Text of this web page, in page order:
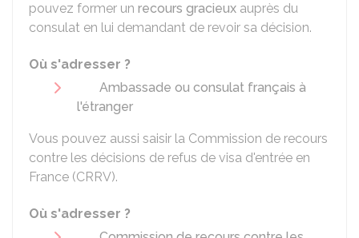
pouvez former un recours gracieux auprès du
consulat en lui demandant de revoir sa décision.
Où s'adresser ?
Ambassade ou consulat français à
l'étranger
Vous pouvez aussi saisir la Commission de recours
contre les décisions de refus de visa d'entrée en
France (CRRV).
Où s'adresser ?